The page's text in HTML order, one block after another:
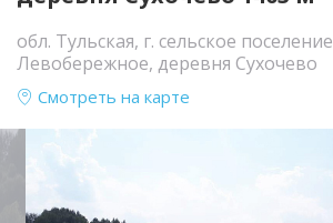
обл. Тульская, г. сельское поселение
Левобережное, деревня Сухочево
Смотреть на карте